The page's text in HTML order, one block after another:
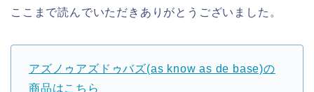
ここまで読んでいただきありがとうございました。
アズノゥアズドゥバズ(as know as de base)の
商品はこちら